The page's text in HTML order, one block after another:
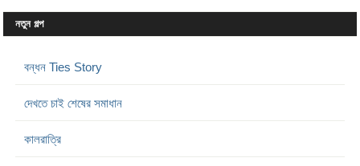
নতুন গল্প
বন্ধন Ties Story
দেখতে চাই শেষের সমাধান
কালরাত্রি